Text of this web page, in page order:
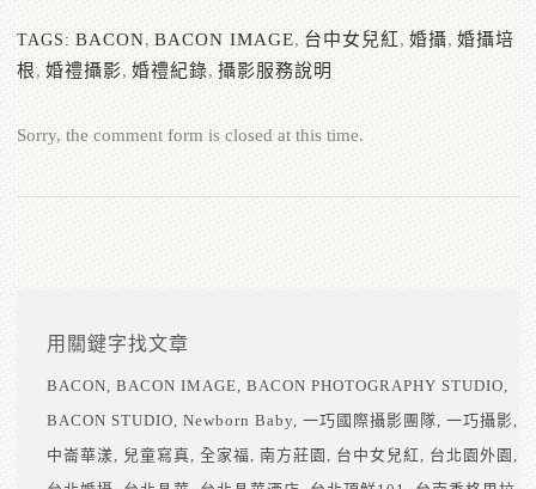
TAGS: BACON, BACON IMAGE, 台中女兒紅, 婚攝, 婚攝培
根, 婚禮攝影, 婚禮紀錄, 攝影服務說明
Sorry, the comment form is closed at this time.
用關鍵字找文章
BACON BACON IMAGE BACON PHOTOGRAPHY STUDIO
BACON STUDIO Newborn Baby 一巧國際攝影團隊 一巧攝影
中崙華漾
兒童寫真 全家福 南方莊園 台中女兒紅
台北園外園